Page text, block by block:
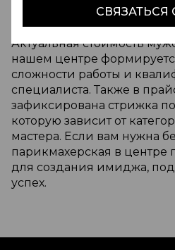
СВЯЗАТЬСЯ
Актуальная стоимость
нашем центре
сложности работы и
специалиста. Также в
зафиксирована стрижка
которую зависит от
мастера. Если вам нужна
парикмахерская в центре
для создания имиджа,
успех.